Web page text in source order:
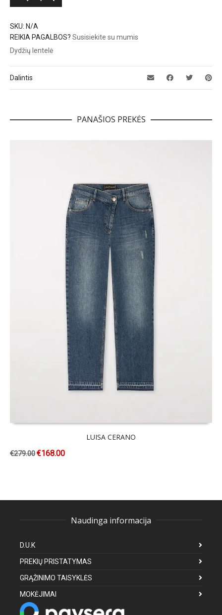
SKU: N/A
REIKIA PAGALBOS? Susisiekite su mumis
Dydžių lentelė
Dalintis
PANAŠIOS PREKĖS
LUISA CERANO
€279.00€168.00
Naudinga informacija
D.U.K
PREKIŲ PRISTATYMAS
GRĄŽINIMO TAISYKLĖS
MOKĖJIMAI